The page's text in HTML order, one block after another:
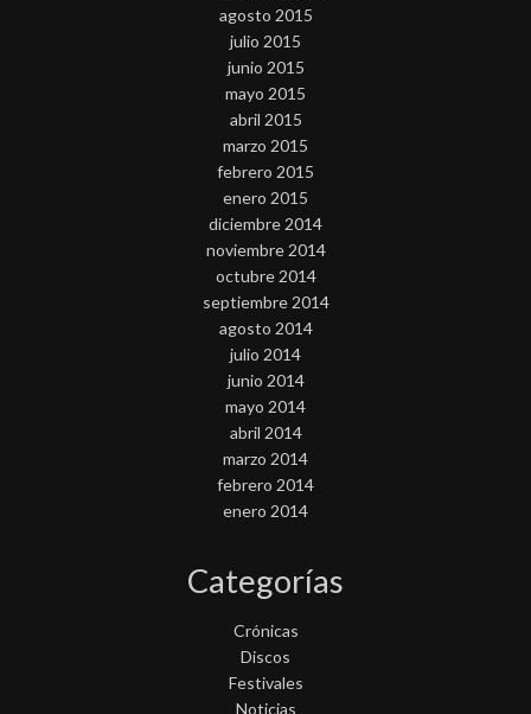
agosto 2015
julio 2015
junio 2015
mayo 2015
abril 2015
marzo 2015
febrero 2015
enero 2015
diciembre 2014
noviembre 2014
octubre 2014
septiembre 2014
agosto 2014
julio 2014
junio 2014
mayo 2014
abril 2014
marzo 2014
febrero 2014
enero 2014
Categorías
Crónicas
Discos
Festivales
Noticias